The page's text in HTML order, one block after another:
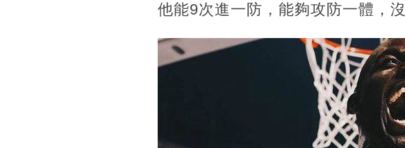
他能9次進一防，能夠攻防一體，